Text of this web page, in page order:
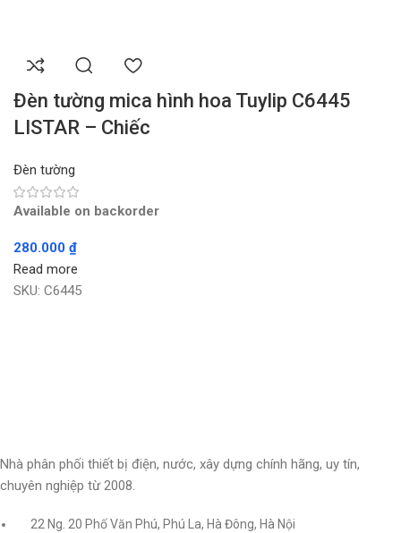
Đèn tường mica hình hoa Tuylip C6445
LISTAR – Chiếc
Đèn tường
Available on backorder
280.000 ₫
Read more
SKU: C6445
Nhà phân phối thiết bị điện, nước, xây dựng chính hãng, uy tín,
chuyên nghiệp từ 2008.
22 Ng. 20 Phố Văn Phú, Phú La, Hà Đông, Hà Nội